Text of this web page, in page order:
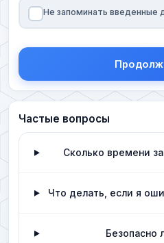
Не запоминать введенные
Частые вопросы
Сколько времени
Что делать, если я
Безопасно